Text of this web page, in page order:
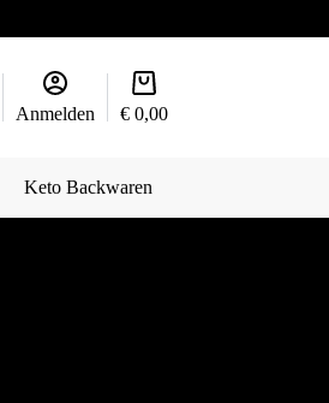
Anmelden
Warenkorb
€0,00
Keto Backwaren